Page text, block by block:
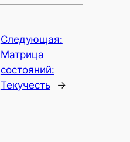
Следующая:
Матрица
состояний:
Текучесть
→